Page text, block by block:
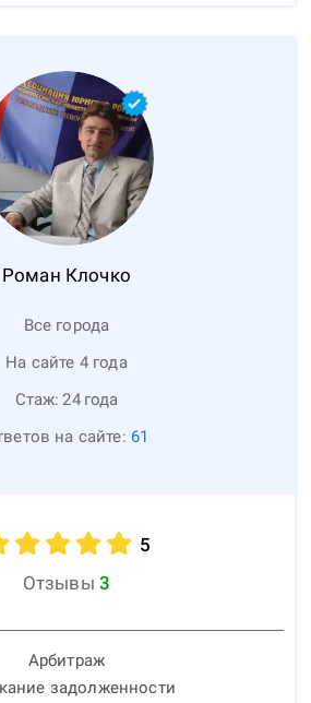
Роман Клочко
Все города
На сайте 4 года
Стаж: 24 года
на сайте: 61
5
Отзывы 3
Арбитраж
задолженности